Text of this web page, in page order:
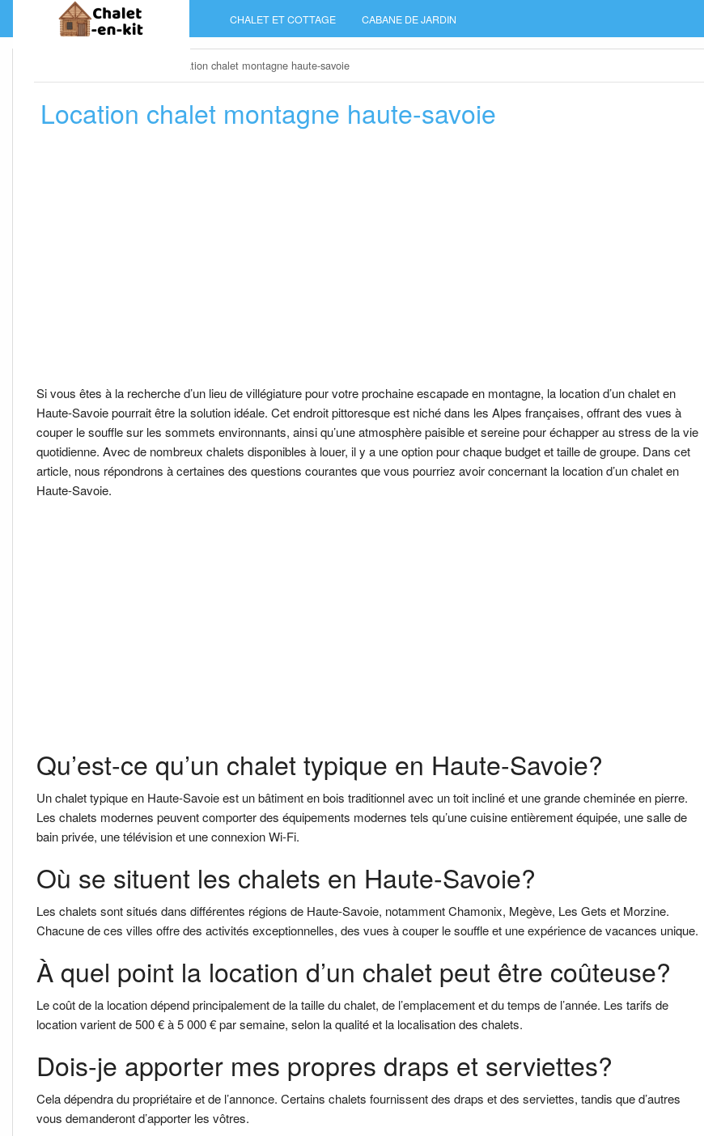
CHALET ET COTTAGE CABANE DE JARDIN
Location chalet montagne haute-savoie
Location chalet montagne haute-savoie
Si vous êtes à la recherche d’un lieu de villégiature pour votre prochaine escapade en montagne, la location d’un chalet en
Haute-Savoie pourrait être la solution idéale. Cet endroit pittoresque est niché dans les Alpes françaises, offrant des vues à
couper le souffle sur les sommets environnants, ainsi qu’une atmosphère paisible et sereine pour échapper au stress de la vie
quotidienne. Avec de nombreux chalets disponibles à louer, il y a une option pour chaque budget et taille de groupe. Dans cet
article, nous répondrons à certaines des questions courantes que vous pourriez avoir concernant la location d’un chalet en
Haute-Savoie.
Qu’est-ce qu’un chalet typique en Haute-Savoie?
Un chalet typique en Haute-Savoie est un bâtiment en bois traditionnel avec un toit incliné et une grande cheminée en pierre.
Les chalets modernes peuvent comporter des équipements modernes tels qu’une cuisine entièrement équipée, une salle de
bain privée, une télévision et une connexion Wi-Fi.
Où se situent les chalets en Haute-Savoie?
Les chalets sont situés dans différentes régions de Haute-Savoie, notamment Chamonix, Megève, Les Gets et Morzine.
Chacune de ces villes offre des activités exceptionnelles, des vues à couper le souffle et une expérience de vacances unique.
À quel point la location d’un chalet peut être coûteuse?
Le coût de la location dépend principalement de la taille du chalet, de l’emplacement et du temps de l’année. Les tarifs de
location varient de 500 € à 5 000 € par semaine, selon la qualité et la localisation des chalets.
Dois-je apporter mes propres draps et serviettes?
Cela dépendra du propriétaire et de l’annonce. Certains chalets fournissent des draps et des serviettes, tandis que d’autres
vous demanderont d’apporter les vôtres.